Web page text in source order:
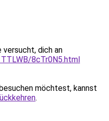
versucht, dich an
8cTr0N5.html
möchtest, kannst
.